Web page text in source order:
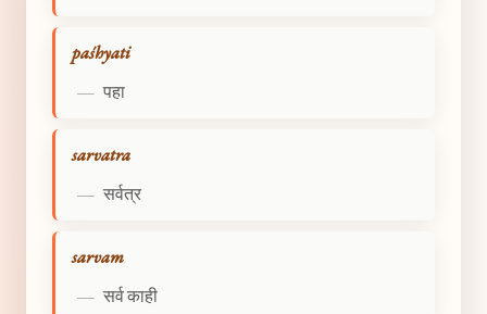
paśhyati
— पहा
sarvatra
— सर्वत्र
sarvam
— सर्व काही